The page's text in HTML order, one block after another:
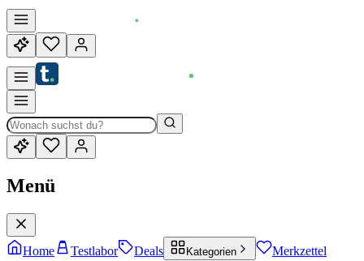
Menü
Home Testlabor Deals Kategorien Merkzettel